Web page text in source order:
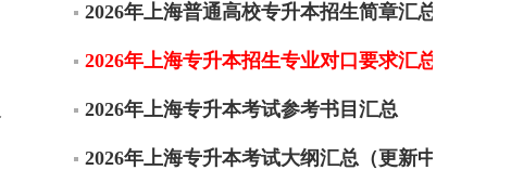
2026年上海普通高校专升本招生简章汇总
2026年上海专升本招生专业对口要求汇总
2026年上海专升本考试参考书目汇总
2026年上海专升本考试大纲汇总（更新中）